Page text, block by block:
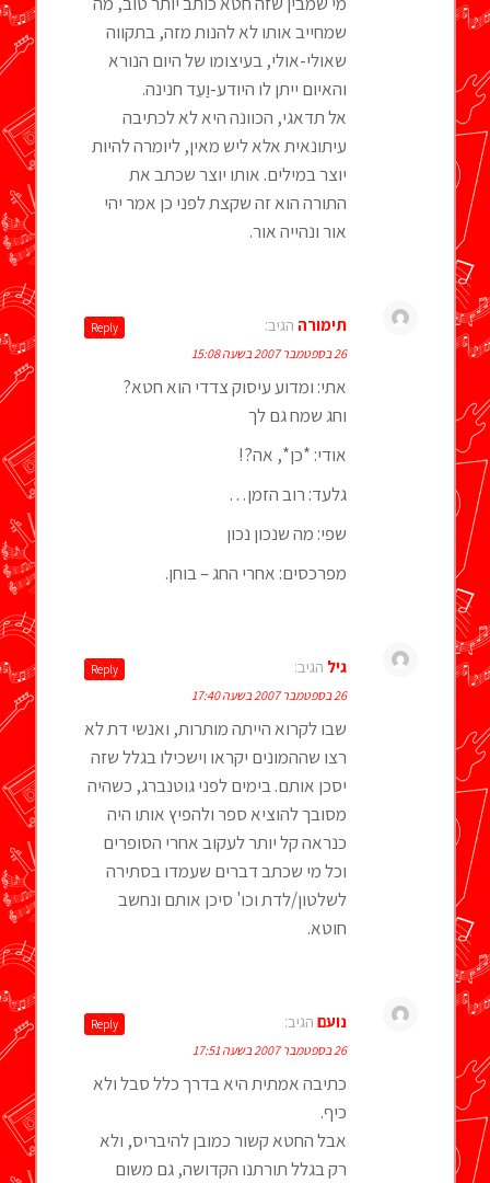
שמחייב אותו לא להנות מזה, בתקווה
שאולי-אולי, בעיצומו של היום הנורא
והאיום ייתן לו היודע-וַעֵד חנינה.
אל תדאגי, הכוונה היא לא לכתיבה
עיתונאית אלא ליש מאין, ליומרה להיות
יוצר במילים. אותו יוצר שכתב את
התורה הוא זה שקצת לפני כן אמר יהי
אור ונהייה אור.
תימורה הגיב:
26 בספטמבר 2007 בשעה 15:08
אתי: ומדוע עיסוק צדדי הוא חטא?
וחג שמח גם לך
אודי: *כן*, אה?!
גלעד: רוב הזמן…
שפי: מה שנכון נכון
מפרכסים: אחרי החג – בוחן.
Reply
גיל הגיב:
26 בספטמבר 2007 בשעה 17:40
שבו לקרוא הייתה מותרות, ואנשי דת לא
רצו שההמונים יקראו וישכילו בגלל שזה
יסכן אותם. בימים לפני גוטנברג, כשהיה
מסובך להוציא ספר ולהפיץ אותו היה
כנראה קל יותר לעקוב אחרי הסופרים
וכל מי שכתב דברים שעמדו בסתירה
לשלטון/לדת וכו' סיכן אותם ונחשב
חוטא.
Reply
נועם הגיב:
26 בספטמבר 2007 בשעה 17:51
כתיבה אמתית היא בדרך כלל סבל ולא
כיף.
אבל החטא קשור כמובן להיבריס, ולא
רק בגלל תורתנו הקדושה, גם משום
Reply